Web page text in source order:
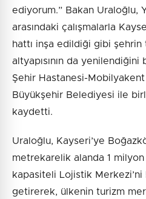
ediyorum.” Bakan Uraloğlu,
arasındaki çalışmalarla
hattı inşa edildiği gibi
altyapısının da
Şehir Hastanesi-Mobilyakent
Büyükşehir Belediyesi ile
kaydetti.
Uraloğlu, Kayseri’ye
metrekarelik alanda 1
kapasiteli Lojistik Merkezi’ni
getirerek, ülkenin turizm